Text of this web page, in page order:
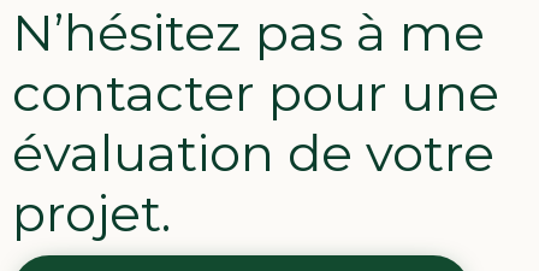
N’hésitez pas à me
contacter pour une
évaluation de votre
projet.